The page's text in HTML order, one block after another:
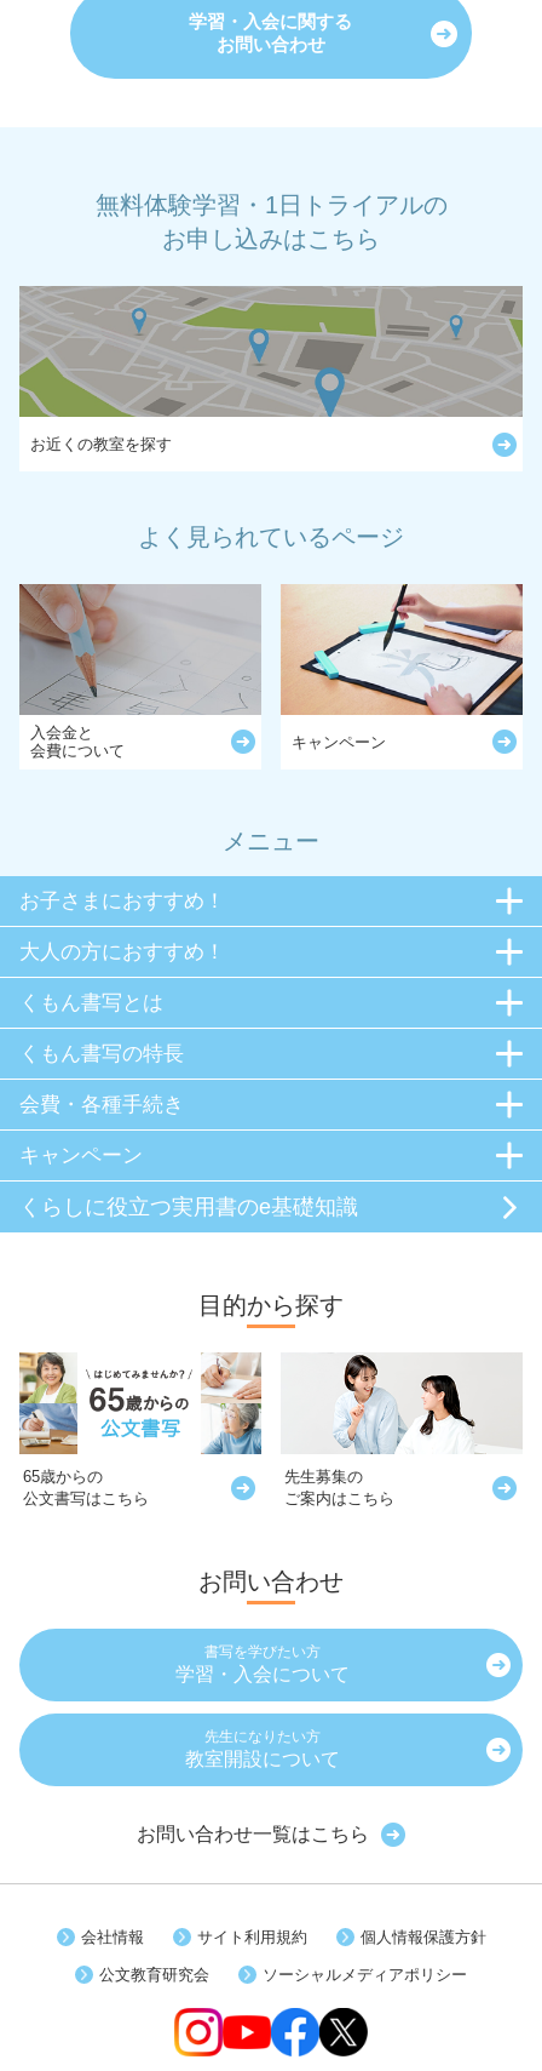
学習・入会に関する
お問い合わせ
無料体験学習・1日トライアルの
お申し込みはこちら
お近くの教室を探す
よく見られているページ
入会金と
会費について
キャンペーン
メニュー
お子さまにおすすめ！
大人の方におすすめ！
くもん書写とは
くもん書写の特長
会費・各種手続き
キャンペーン
くらしに役立つ実用書のe基礎知識
目的から探す
65歳からの
公文書写はこちら
先生募集の
ご案内はこちら
お問い合わせ
書写を学びたい方
学習・入会について
先生になりたい方
教室開設について
お問い合わせ一覧はこちら
会社情報 サイト利用規約 個人情報保護方針
公文教育研究会 ソーシャルメディアポリシー